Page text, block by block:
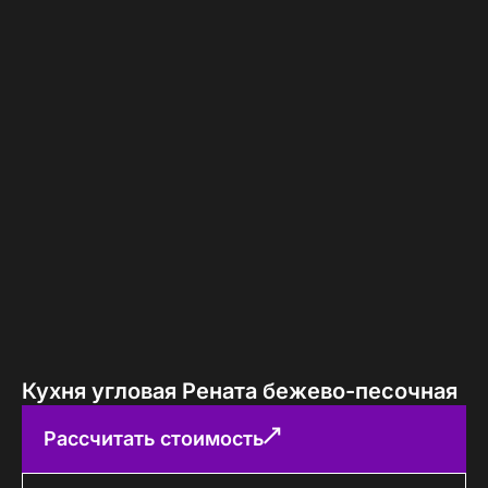
Кухня угловая Рената бежево-песочная
Рассчитать стоимость